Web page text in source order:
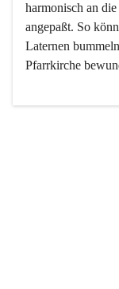
harmonisch an
angepaßt. So
Laternen
Pfarrkirche
Der Weinbau